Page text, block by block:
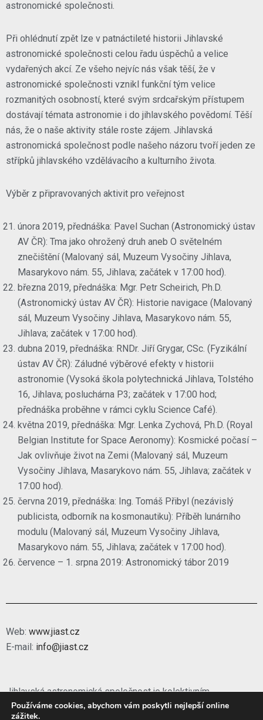
astronomické společnosti.
Při ohlédnutí zpět lze v patnáctileté historii Jihlavské
astronomické společnosti celou řadu úspěchů a velice
vydařených akcí. Ze všeho nejvíc nás však těší, že v
astronomické společnosti vznikl funkční tým velice
rozmanitých osobností, které svým srdcařským přístupem
dostávají témata astronomie i do jihlavského povědomí. Těší
nás, že o naše aktivity stále roste zájem. Jihlavská
astronomická společnost podle našeho názoru tvoří jeden ze
střípků jihlavského vzdělávacího a kulturního života.
Výběr z připravovaných aktivit pro veřejnost
února 2019, přednáška: Pavel Suchan (Astronomický ústav
AV ČR): Tma jako ohrožený druh aneb O světelném
znečištění (Malovaný sál, Muzeum Vysočiny Jihlava,
Masarykovo nám. 55, Jihlava; začátek v 17:00 hod).
března 2019, přednáška: Mgr. Petr Scheirich, Ph.D.
(Astronomický ústav AV ČR): Historie navigace (Malovaný
sál, Muzeum Vysočiny Jihlava, Masarykovo nám. 55,
Jihlava; začátek v 17:00 hod).
dubna 2019, přednáška: RNDr. Jiří Grygar, CSc. (Fyzikální
ústav AV ČR): Záludné výběrové efekty v historii
astronomie (Vysoká škola polytechnická Jihlava, Tolstého
16, Jihlava; posluchárna P3; začátek v 17:00 hod;
přednáška proběhne v rámci cyklu Science Café).
května 2019, přednáška: Mgr. Lenka Zychová, Ph.D. (Royal
Belgian Institute for Space Aeronomy): Kosmické počasí –
Jak ovlivňuje život na Zemi (Malovaný sál, Muzeum
Vysočiny Jihlava, Masarykovo nám. 55, Jihlava; začátek v
17:00 hod).
června 2019, přednáška: Ing. Tomáš Přibyl (nezávislý
publicista, odborník na kosmonautiku): Příběh lunárního
modulu (Malovaný sál, Muzeum Vysočiny Jihlava,
Masarykovo nám. 55, Jihlava; začátek v 17:00 hod).
července – 1. srpna 2019: Astronomický tábor 2019
Web: www.jiast.cz
E-mail: info@jiast.cz
Jihlavská astronomická společnost je kolektivním
členemČeské astronomické společnosti .
Používáme cookies, abychom vám poskytli nejlepší online
zážitek.